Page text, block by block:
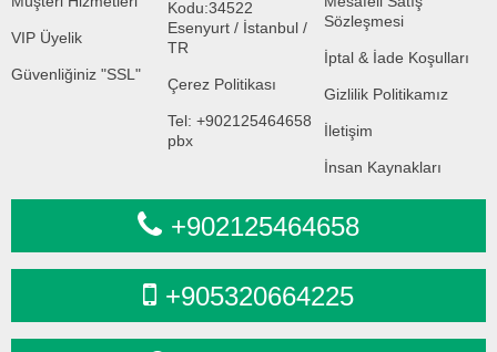
VIP Üyelik
Güvenliğiniz "SSL"
Kodu:34522
Esenyurt / İstanbul /
TR
Çerez Politikası
Tel: +902125464658
pbx
Sözleşmesi
İptal & İade Koşulları
Gizlilik Politikamız
İletişim
İnsan Kaynakları
+902125464658
+905320664225